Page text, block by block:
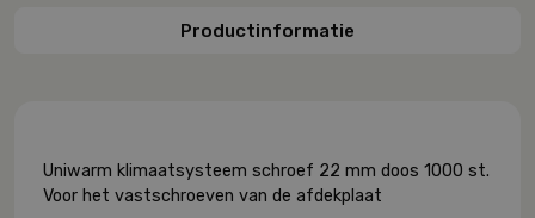
Productinformatie
Uniwarm klimaatsysteem schroef 22 mm doos 1000 st.
Voor het vastschroeven van de afdekplaat